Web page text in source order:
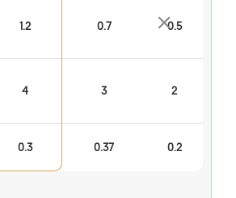
1.2 0.7 0.5
4 3 2
0.3 0.37 0.2